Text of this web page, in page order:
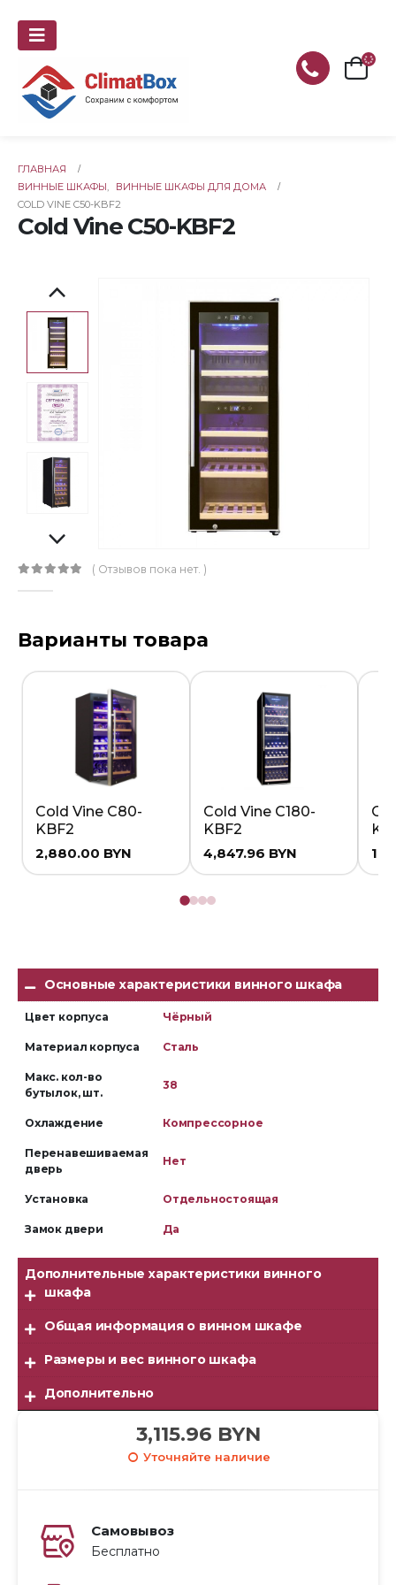
ГЛАВНАЯ
ВИННЫЕ ШКАФЫ,
ВИННЫЕ ШКАФЫ ДЛЯ ДОМА
COLD VINE C50-KBF2
Cold Vine C50-KBF2
( Отзывов пока нет. )
Варианты товара
Cold Vine C80-
KBF2
2,880.00 BYN
Cold Vine C180-
KBF2
4,847.96 BYN
Основные характеристики винного шкафа
Цвет корпуса Чёрный
Материал корпуса Сталь
Макс. кол-во
бутылок, шт.
38
Охлаждение Компрессорное
Перенавешиваемая
дверь
Нет
Установка Отдельностоящая
Замок двери Да
Дополнительные характеристики винного
шкафа
Общая информация о винном шкафе
Размеры и вес винного шкафа
Дополнительно
3,115.96 BYN
Уточняйте наличие
Самовывоз
Бесплатно